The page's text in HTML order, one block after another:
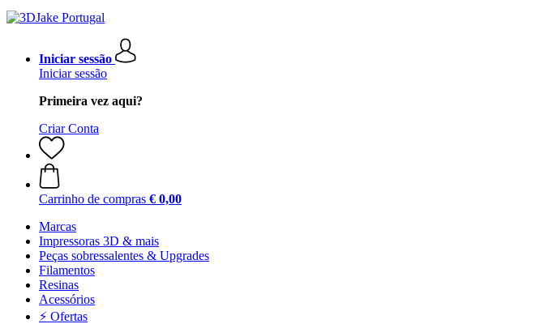
Iniciar sessão
Iniciar sessão
Primeira vez aqui?
Criar Conta
Carrinho de compras € 0,00
Marcas
Impressoras 3D & mais
Peças sobressalentes & Upgrades
Filamentos
Resinas
Acessórios
⚡ Ofertas